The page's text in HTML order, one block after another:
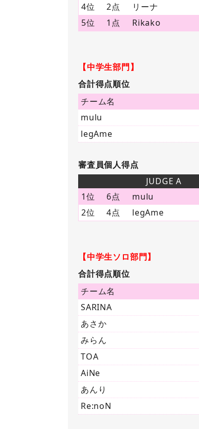
4位
2点
リーナ
5位
1点 Rikako
【中学生部門】
合計得点順位
チーム名
mulu
legAme
審査員個人得点
JUDGE A
1位
6点
mulu
2位
4点 legAme
【中学生ソロ部門】
合計得点順位
チーム名
SARINA
あさか
みらん
TOA
AiNe
あんり
Re:noN